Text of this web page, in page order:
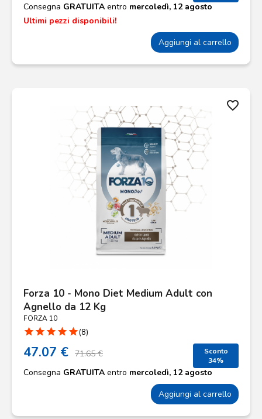
Consegna GRATUITA entro mercoledì, 12 agosto
Ultimi pezzi disponibili!
Aggiungi al carrello
favorite_border
Forza 10 - Mono Diet Medium Adult con
Agnello da 12 Kg
FORZA 10
star star star star star(8)
47.07 € 71.65 €
Sconto
34%
Consegna GRATUITA entro mercoledì, 12 agosto
Aggiungi al carrello